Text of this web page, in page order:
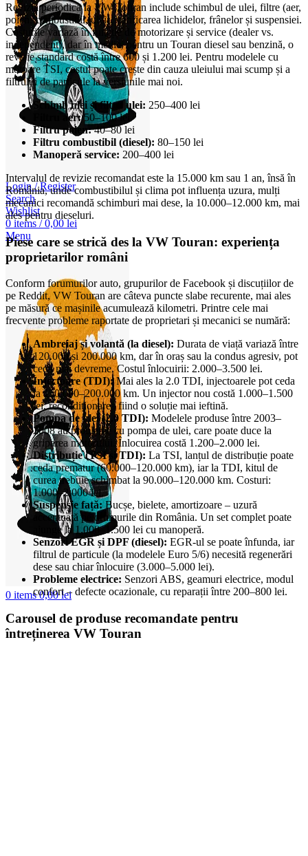
Login / Register
Search
Wishlist
0 items / 0,00 lei
Menu
0 items 0,00lei
Revizia periodică la VW Touran include schimbul de ulei, filtre (aer,
polen, combustibil, ulei), verificarea lichidelor, frânelor și suspensiei.
Costurile variază în funcție de motorizare și service (dealer vs.
independent), dar în medie, pentru un Touran diesel sau benzină, o
revizie standard costă între 600 și 1.200 lei. Pentru modelele cu
motoare TSI, costul poate crește din cauza uleiului mai scump și a
filtrului de particule la versiunile mai noi.
Schimb ulei și filtru ulei: 250–400 lei
Filtru aer:50–100 lei
Filtru polen:40–80 lei
Filtru combustibil (diesel): 80–150 lei
Manoperă service: 200–400 lei
Intervalul de revizie recomandat este la 15.000 km sau 1 an, însă în
România, unde combustibilul și clima pot influența uzura, mulți
mecanici recomandă schimburi mai dese, la 10.000–12.000 km, mai
ales pentru dieseluri.
Piese care se strică des la VW Touran: experiența
proprietarilor români
Conform forumurilor auto, grupurilor de Facebook și discuțiilor de
pe Reddit, VW Touran are câteva puncte slabe recurente, mai ales
pe măsură ce mașinile acumulează kilometri. Printre cele mai
frecvente probleme raportate de proprietari și mecanici se numără:
Ambreiaj și volantă (la diesel): Durata de viață variază între
120.000 și 200.000 km, dar în oraș sau la condus agresiv, pot
ceda mai devreme. Costul înlocuirii: 2.000–3.500 lei.
Injectoare (TDI):Mai ales la 2.0 TDI, injectoarele pot ceda
la 150.000–200.000 km. Un injector nou costă 1.000–1.500
lei, recondiționarea fiind o soluție mai ieftină.
Pompa de ulei (2.0 TDI): Modelele produse între 2003–
2008 au probleme cu pompa de ulei, care poate duce la
griparea motorului. Înlocuirea costă 1.200–2.000 lei.
Distribuție (TSI și TDI): La TSI, lanțul de distribuție poate
ceda prematur (60.000–120.000 km), iar la TDI, kitul de
curea trebuie schimbat la 90.000–120.000 km. Costuri:
1.000–2.000 lei.
Suspensie față:Bucșe, bielete, amortizoare – uzură
accentuată pe drumurile din România. Un set complet poate
ajunge la 1.000–1.500 lei cu manoperă.
Senzori EGR și DPF (diesel): EGR-ul se poate înfunda, iar
filtrul de particule (la modelele Euro 5/6) necesită regenerări
dese sau chiar înlocuire (3.000–5.000 lei).
Probleme electrice: Senzori ABS, geamuri electrice, modul
confort – defecte ocazionale, cu reparații între 200–800 lei.
Carousel de produse recomandate pentru
întreținerea VW Touran